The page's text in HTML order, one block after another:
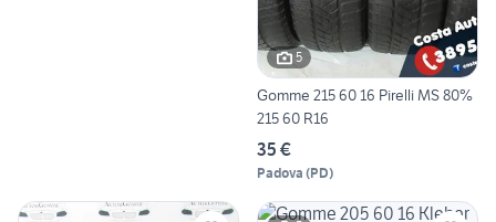
5
Gomme 215 60 16 Pirelli MS 80%
215 60 R16
35 €
Padova (PD)